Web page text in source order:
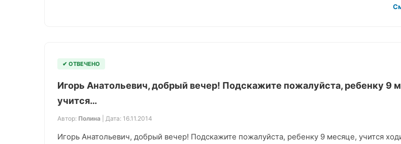
✔ ОТВЕЧЕНО
Игорь Анатольевич, добрый вечер! Подскажите пожалуйста, ребенку 9
учится…
Автор: Полина | Дата: 16.11.2014
Игорь Анатольевич, добрый вечер! Подскажите пожалуйста, ребенку 9 месяце, учится